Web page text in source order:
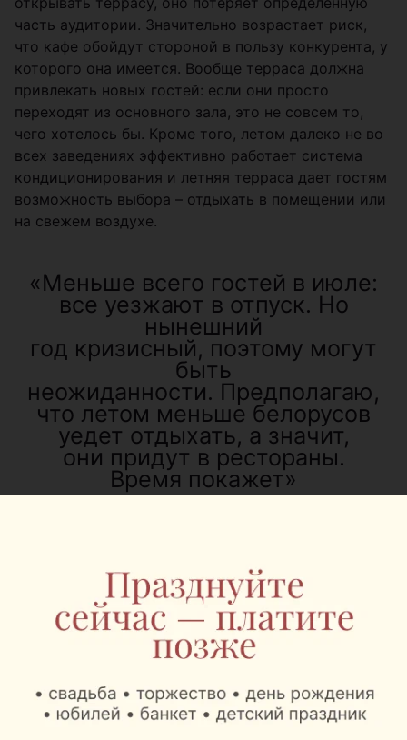
часть аудитории. Значительно возрастает риск,
что кафе обойдут стороной в пользу конкурента, у
которого она имеется. Вообще терраса должна
привлекать новых гостей: если они просто
переходят из основного зала, это не совсем то,
чего хотелось бы. Кроме того, летом далеко не во
всех заведениях эффективно работает система
кондиционирования и летняя терраса дает гостям
возможность выбора – отдыхать в помещении или
на свежем воздухе.
«Меньше всего гостей в июле:
все уезжают в отпуск. Но
нынешний
год кризисный, поэтому могут
быть
неожиданности. Предполагаю,
что летом меньше белорусов
уедет отдыхать, а значит,
они придут в рестораны.
Время покажет»
Кирилл Власов
Другие материалы рубрики читайте